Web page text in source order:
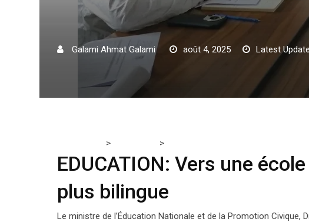
Galami Ahmat Galami août 4, 2025 Latest
> >
EDUCATION: Vers une
plus bilingue
Le ministre de l’Éducation Nationale et de la Promotion